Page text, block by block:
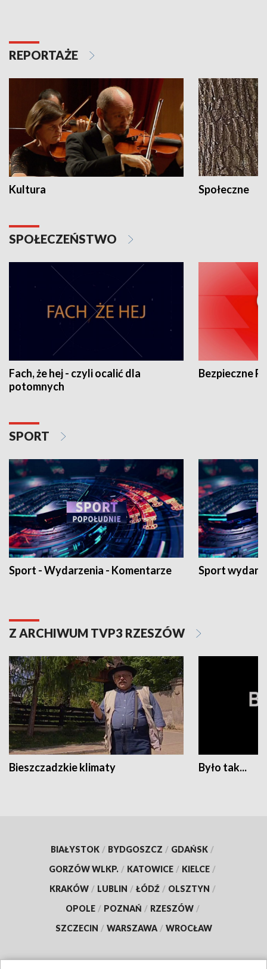
REPORTAŻE
Kultura Społeczne
SPOŁECZEŃSTWO
Fach, że hej - czyli ocalić dla
potomnych
Bezpieczne
SPORT
Sport - Wydarzenia - Komentarze Sport
Z ARCHIWUM TVP3 RZESZÓW
Bieszczadzkie klimaty Było tak...
BIAŁYSTOK / BYDGOSZCZ / GDAŃSK /
GORZÓW WLKP. / KATOWICE / KIELCE /
KRAKÓW / LUBLIN / ŁÓDŹ / OLSZTYN /
OPOLE / POZNAŃ / RZESZÓW /
SZCZECIN / WARSZAWA / WROCŁAW